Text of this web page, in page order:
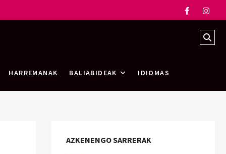
HARREMANAK BALIABIDEAK IDIOMAS
AZKENENGO SARRERAK